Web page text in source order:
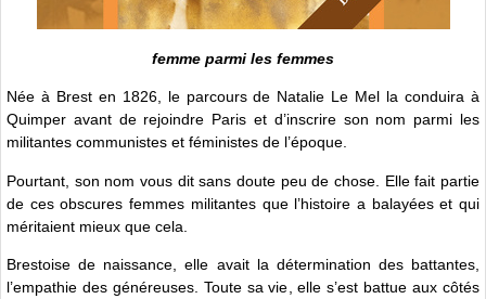
femme parmi les femmes
Née à Brest en 1826, le parcours de Natalie Le Mel la conduira à
Quimper avant de rejoindre Paris et d’inscrire son nom parmi les
militantes communistes et féministes de l’époque.
Pourtant, son nom vous dit sans doute peu de chose. Elle fait partie
de ces obscures femmes militantes que l’histoire a balayées et qui
méritaient mieux que cela.
Brestoise de naissance, elle avait la détermination des battantes,
l’empathie des généreuses. Toute sa vie, elle s’est battue aux côtés